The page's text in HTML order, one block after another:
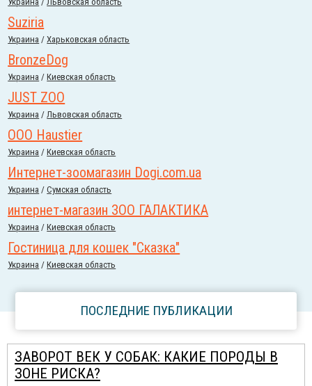
Suziria
Украина /Харьковская область
BronzeDog
Украина /Киевская область
JUST ZOO
Украина /Львовская область
ООО Haustier
Украина /Киевская область
Интернет-зоомагазин Dogi.com.ua
Украина /Сумская область
интернет-магазин ЗОО ГАЛАКТИКА
Украина /Киевская область
Гостиница для кошек "Сказка"
Украина /Киевская область
ПОСЛЕДНИЕ ПУБЛИКАЦИИ
ЗАВОРОТ ВЕК У СОБАК: КАКИЕ ПОРОДЫ В
ЗОНЕ РИСКА?